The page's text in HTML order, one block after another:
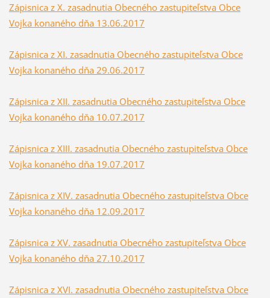
Zápisnica z X. zasadnutia Obecného zastupiteľstva Obce
Vojka konaného dňa 13.06.2017
Zápisnica z XI. zasadnutia Obecného zastupiteľstva Obce
Vojka konaného dňa 29.06.2017
Zápisnica z XII. zasadnutia Obecného zastupiteľstva Obce
Vojka konaného dňa 10.07.2017
Zápisnica z XIII. zasadnutia Obecného zastupiteľstva Obce
Vojka konaného dňa 19.07.2017
Zápisnica z XIV. zasadnutia Obecného zastupiteľstva Obce
Vojka konaného dňa 12.09.2017
Zápisnica z XV. zasadnutia Obecného zastupiteľstva Obce
Vojka konaného dňa 27.10.2017
Zápisnica z XVI. zasadnutia Obecného zastupiteľstva Obce